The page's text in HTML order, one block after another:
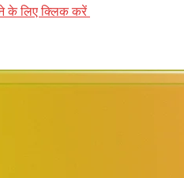
के लिए क्लिक करें